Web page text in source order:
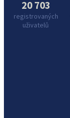
20 703
registrovaných
uživatelů